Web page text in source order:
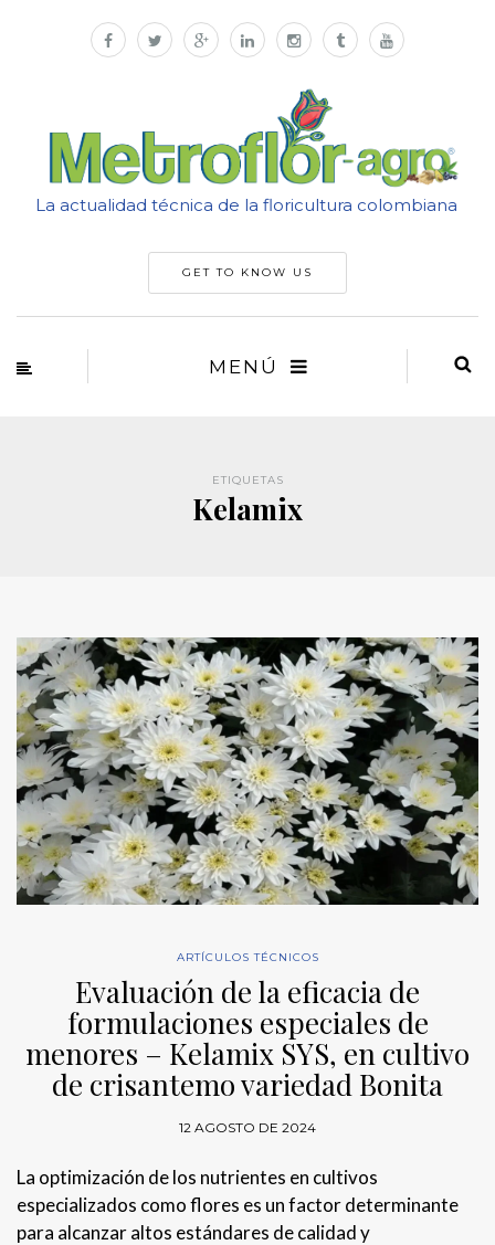
La actualidad técnica de la floricultura colombiana
GET TO KNOW US
MENÚ
ETIQUETAS
Kelamix
ARTÍCULOS TÉCNICOS
Evaluación de la eficacia de
formulaciones especiales de
menores – Kelamix SYS, en cultivo
de crisantemo variedad Bonita
12 AGOSTO DE 2024
La optimización de los nutrientes en cultivos
especializados como flores es un factor determinante
para alcanzar altos estándares de calidad y